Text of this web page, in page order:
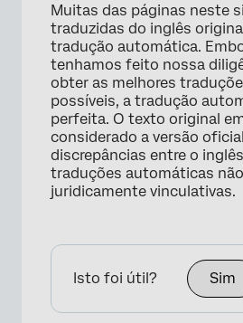
Muitas das páginas neste
traduzidas do inglês
tradução automática.
tenhamos feito nossa
obter as melhores
possíveis, a tradução
perfeita. O texto original
considerado a versão
discrepâncias entre o
traduções automáticas
juridicamente vinculativas.
Isto foi útil? Sim